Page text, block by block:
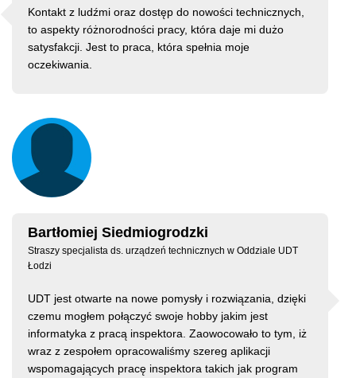
Kontakt z ludźmi oraz dostęp do nowości technicznych,
to aspekty różnorodności pracy, która daje mi dużo
satysfakcji. Jest to praca, która spełnia moje
oczekiwania.
Bartłomiej Siedmiogrodzki
Straszy specjalista ds. urządzeń technicznych w Oddziale UDT
Łodzi
UDT jest otwarte na nowe pomysły i rozwiązania, dzięki
czemu mogłem połączyć swoje hobby jakim jest
informatyka z pracą inspektora. Zaowocowało to tym, iż
wraz z zespołem opracowaliśmy szereg aplikacji
wspomagających pracę inspektora takich jak program